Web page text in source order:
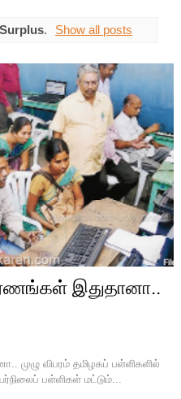
Surplus. Show all posts
இதுதானா..
முழு விபரம் தமிழகப் பள்ளிகளில்
பள்ளிகள் மட்டும்...